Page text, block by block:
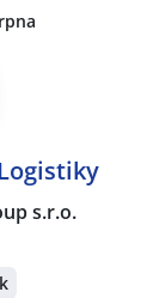
s.r.o.